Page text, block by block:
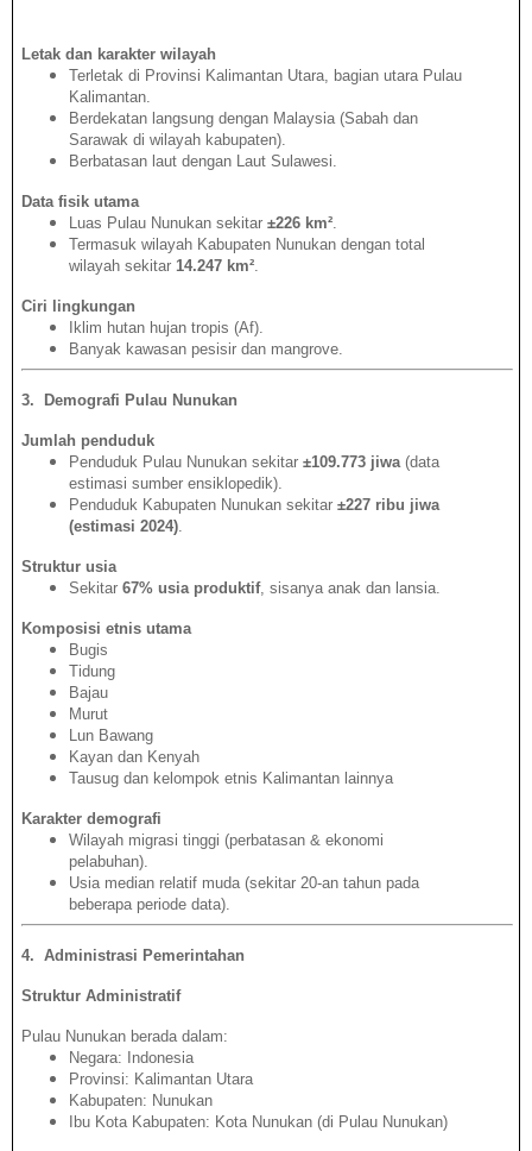
Letak dan karakter wilayah
Terletak di Provinsi Kalimantan Utara, bagian utara Pulau
Kalimantan.
Berdekatan langsung dengan Malaysia (Sabah dan
Sarawak di wilayah kabupaten).
Berbatasan laut dengan Laut Sulawesi.
Data fisik utama
Luas Pulau Nunukan sekitar ±226 km².
Termasuk wilayah Kabupaten Nunukan dengan total
wilayah sekitar 14.247 km².
Ciri lingkungan
Iklim hutan hujan tropis (Af).
Banyak kawasan pesisir dan mangrove.
3️. Demografi Pulau Nunukan
Jumlah penduduk
Penduduk Pulau Nunukan sekitar ±109.773 jiwa(data
estimasi sumber ensiklopedik).
Penduduk Kabupaten Nunukan sekitar ±227 ribu jiwa
(estimasi 2024).
Struktur usia
Sekitar 67% usia produktif, sisanya anak dan lansia.
Komposisi etnis utama
Bugis
Tidung
Bajau
Murut
Lun Bawang
Kayan dan Kenyah
Tausug dan kelompok etnis Kalimantan lainnya
Karakter demografi
Wilayah migrasi tinggi (perbatasan & ekonomi
pelabuhan).
Usia median relatif muda (sekitar 20-an tahun pada
beberapa periode data).
4️.Administrasi Pemerintahan
Struktur Administratif
Pulau Nunukan berada dalam:
Negara: Indonesia
Provinsi: Kalimantan Utara
Kabupaten: Nunukan
Ibu Kota Kabupaten: Kota Nunukan (di Pulau Nunukan)